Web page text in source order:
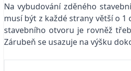
Na vybudování zděného
musí být z každé strany větší o
stavebního otvoru je rovněž
Zárubeň se usazuje na výšku